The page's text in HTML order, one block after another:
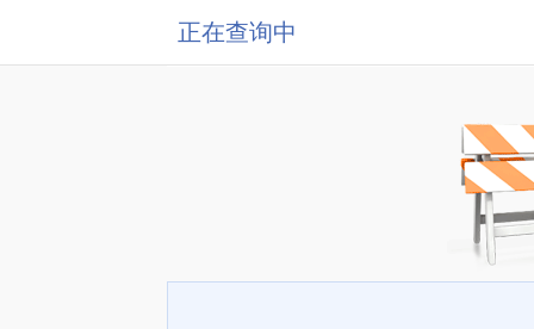
正在查询中